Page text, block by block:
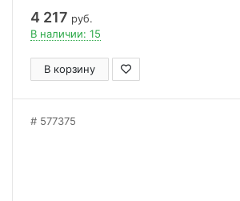
4 217 руб.
В наличии: 15
В корзину
577375